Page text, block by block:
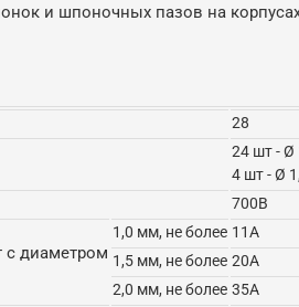
и шпоночных пазов на
28
24 шт -
4 шт - Ø
700В
с диаметром
1,0 мм, не более 11А
1,5 мм, не более 20А
2,0 мм, не более 35А